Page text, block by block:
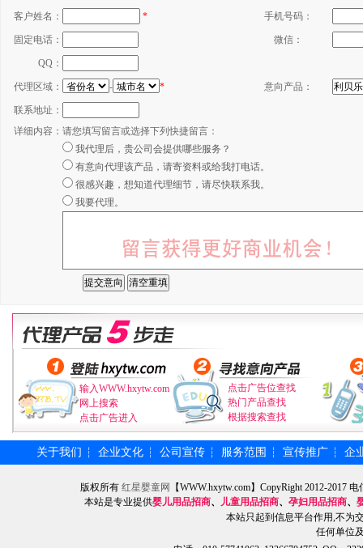
客户姓名： * 手机号码：
固定电话： 微信：
QQ：
代理区域： - * 意向产品：
联系地址：
详细内容： 请您填写留言或选择下列快捷留言：
我代理后，贵公司会提供哪些服务？
有意向代理该产品，请寄资料或给我打电话。
很感兴趣，想知道代理细节，请尽快联系我。
我要代理。
输入WWW.hxytw.com
网上搜索
点击广告进入
点击广告位查找
热门产品查找
根据搜索查找
关于我们 ┆ 企业文化 ┆ 公司宣传 ┆ 服务范围 ┆ 宣传推广 ┆ 企
版权所有 红星婴童网
【WWW.hxytw.com】CopyRight 2012-2017
本站是专业提供婴儿用品招商、 儿童用品招商、 孕妇用品招商、
本站只起到信息平台作用,不为
任何单位